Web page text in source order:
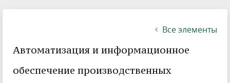
Все элементы
Автоматизация и информационное
обеспечение производственных